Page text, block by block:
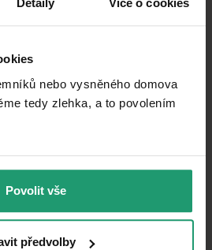
Detaily Více o cookies
nebo vysněného domova
tedy zlehka, a to povolením
Povolit vše
předvolby
REKREAČNÉHO OBJEKTU
Malenice - Malenice, Jihočeský kraj
REKREAČNÉHO OBJEKTU